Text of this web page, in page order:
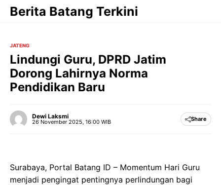
Langsung
Berita Batang Terkini
JATENG
Lindungi Guru, DPRD Jatim
Dorong Lahirnya Norma
Pendidikan Baru
Dewi Laksmi
26 November 2025, 16:00 WIB Share
Surabaya, Portal Batang ID – Momentum Hari Guru
menjadi pengingat pentingnya perlindungan bagi